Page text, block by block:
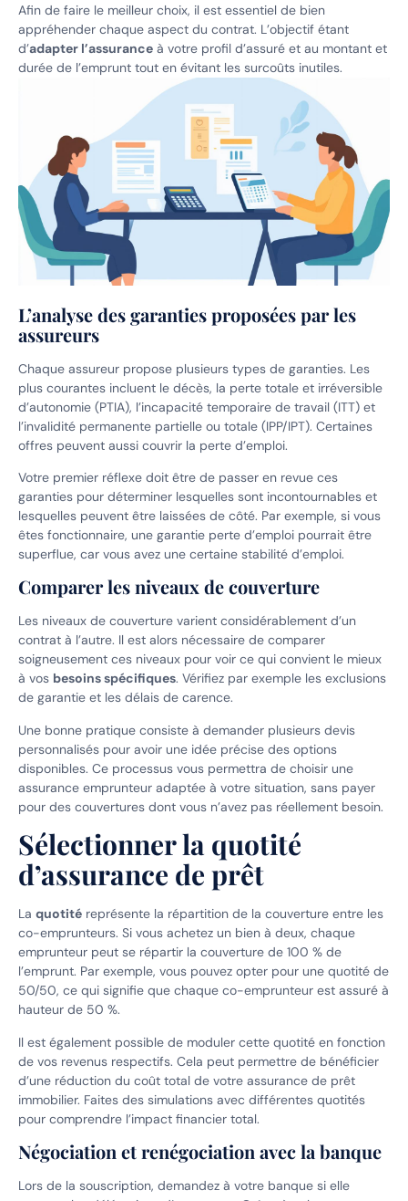
Afin de faire le meilleur choix, il est essentiel de bien
appréhender chaque aspect du contrat. L’objectif étant
d’adapter l’assurance à votre profil d’assuré et au montant et
durée de l’emprunt tout en évitant les surcoûts inutiles.
L’analyse des garanties proposées par les
assureurs
Chaque assureur propose plusieurs types de garanties. Les
plus courantes incluent le décès, la perte totale et irréversible
d’autonomie (PTIA), l’incapacité temporaire de travail (ITT) et
l’invalidité permanente partielle ou totale (IPP/IPT). Certaines
offres peuvent aussi couvrir la perte d’emploi.
Votre premier réflexe doit être de passer en revue ces
garanties pour déterminer lesquelles sont incontournables et
lesquelles peuvent être laissées de côté. Par exemple, si vous
êtes fonctionnaire, une garantie perte d’emploi pourrait être
superflue, car vous avez une certaine stabilité d’emploi.
Comparer les niveaux de couverture
Les niveaux de couverture varient considérablement d’un
contrat à l’autre. Il est alors nécessaire de comparer
soigneusement ces niveaux pour voir ce qui convient le mieux
à vos besoins spécifiques. Vérifiez par exemple les exclusions
de garantie et les délais de carence.
Une bonne pratique consiste à demander plusieurs devis
personnalisés pour avoir une idée précise des options
disponibles. Ce processus vous permettra de choisir une
assurance emprunteur adaptée à votre situation, sans payer
pour des couvertures dont vous n’avez pas réellement besoin.
Sélectionner la quotité
d’assurance de prêt
La quotité représente la répartition de la couverture entre les
co-emprunteurs. Si vous achetez un bien à deux, chaque
emprunteur peut se répartir la couverture de 100 % de
l’emprunt. Par exemple, vous pouvez opter pour une quotité de
50/50, ce qui signifie que chaque co-emprunteur est assuré à
hauteur de 50 %.
Il est également possible de moduler cette quotité en fonction
de vos revenus respectifs. Cela peut permettre de bénéficier
d’une réduction du coût total de votre assurance de prêt
immobilier. Faites des simulations avec différentes quotités
pour comprendre l’impact financier total.
Négociation et renégociation avec la banque
Lors de la souscription, demandez à votre banque si elle